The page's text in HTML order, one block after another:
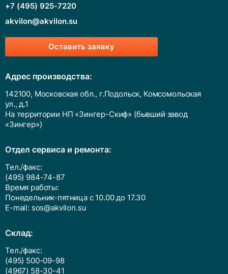
Оставить заявку
+7 (495) 925-7220
akvilon@akvilon.su
Адрес производства:
142100, Московская обл., г.Подольск, Комсомольская
ул., д.1
На территории НП «Зингер-Скиф» (бывший завод
«Зингер»)
Отдел сервиса и ремонта:
Тел./факс:
(495) 984-74-87
Время работы:
Понедельник-пятница с 10.00 до 17.30
E-mail: sos@akvilon.su
Cклад:
Тел./факс:
(495) 500-09-98
(4967) 58-30-41